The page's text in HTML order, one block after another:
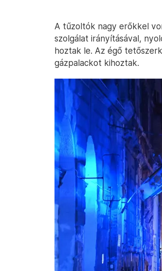
A tűzoltók nagy erőkkel
szolgálat irányításával,
hoztak le. Az égő
gázpalackot kihoztak.